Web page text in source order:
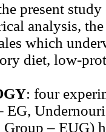
present
analysis,
which
diet, low-
: four
EG,
– EUG)